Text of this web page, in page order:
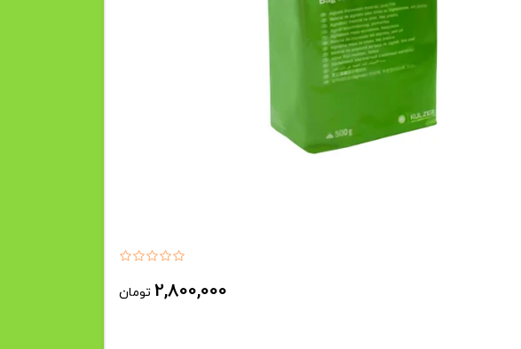
2,800,000 تومان